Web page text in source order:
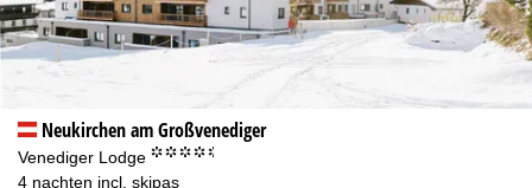
Neukirchen am Großvenediger
Venediger Lodge °°°°.
4 nachten incl. skipas